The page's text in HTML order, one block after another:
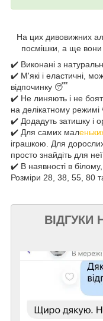
На цих дивовижних
посмішки, а ще вони
✔️ Виконані з
✔️ М'які і еластичні,
відпочинку 😴
✔️ Не линяють і не
на делікатному режимі
✔️ Додадуть затишку і
✔️ Для самих мал
іграшкою. Для
просто знайдіть для
✔️ В наявності в
Розміри 28, 38, 55, 80
ВІДГУКИ